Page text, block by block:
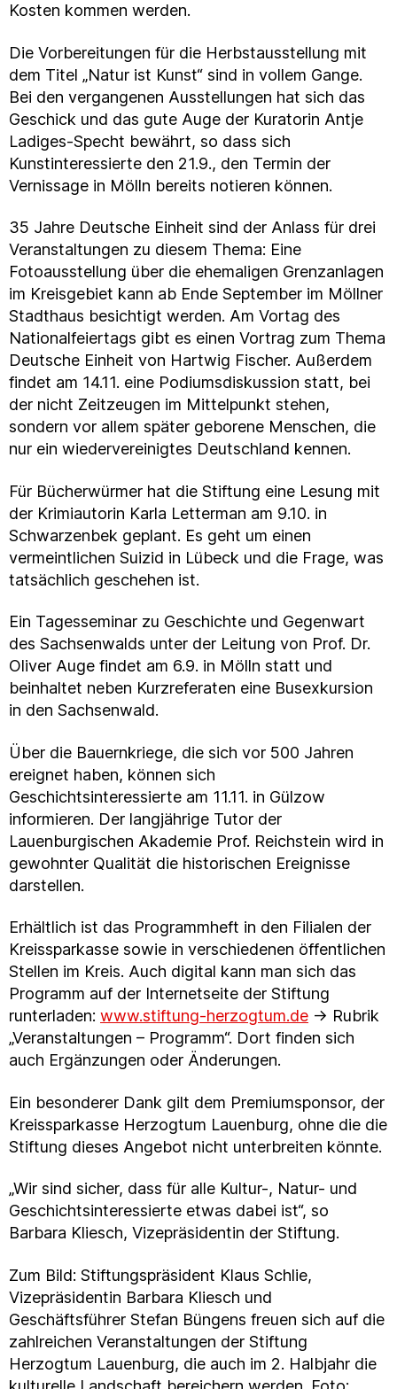
Kosten kommen werden.
Die Vorbereitungen für die Herbstausstellung mit
dem Titel „Natur ist Kunst“ sind in vollem Gange.
Bei den vergangenen Ausstellungen hat sich das
Geschick und das gute Auge der Kuratorin Antje
Ladiges-Specht bewährt, so dass sich
Kunstinteressierte den 21.9., den Termin der
Vernissage in Mölln bereits notieren können.
35 Jahre Deutsche Einheit sind der Anlass für drei
Veranstaltungen zu diesem Thema: Eine
Fotoausstellung über die ehemaligen Grenzanlagen
im Kreisgebiet kann ab Ende September im Möllner
Stadthaus besichtigt werden. Am Vortag des
Nationalfeiertags gibt es einen Vortrag zum Thema
Deutsche Einheit von Hartwig Fischer. Außerdem
findet am 14.11. eine Podiumsdiskussion statt, bei
der nicht Zeitzeugen im Mittelpunkt stehen,
sondern vor allem später geborene Menschen, die
nur ein wiedervereinigtes Deutschland kennen.
Für Bücherwürmer hat die Stiftung eine Lesung mit
der Krimiautorin Karla Letterman am 9.10. in
Schwarzenbek geplant. Es geht um einen
vermeintlichen Suizid in Lübeck und die Frage, was
tatsächlich geschehen ist.
Ein Tagesseminar zu Geschichte und Gegenwart
des Sachsenwalds unter der Leitung von Prof. Dr.
Oliver Auge findet am 6.9. in Mölln statt und
beinhaltet neben Kurzreferaten eine Busexkursion
in den Sachsenwald.
Über die Bauernkriege, die sich vor 500 Jahren
ereignet haben, können sich
Geschichtsinteressierte am 11.11. in Gülzow
informieren. Der langjährige Tutor der
Lauenburgischen Akademie Prof. Reichstein wird in
gewohnter Qualität die historischen Ereignisse
darstellen.
Erhältlich ist das Programmheft in den Filialen der
Kreissparkasse sowie in verschiedenen öffentlichen
Stellen im Kreis. Auch digital kann man sich das
Programm auf der Internetseite der Stiftung
runterladen: www.stiftung-herzogtum.de → Rubrik
„Veranstaltungen – Programm“. Dort finden sich
auch Ergänzungen oder Änderungen.
Ein besonderer Dank gilt dem Premiumsponsor, der
Kreissparkasse Herzogtum Lauenburg, ohne die die
Stiftung dieses Angebot nicht unterbreiten könnte.
„Wir sind sicher, dass für alle Kultur-, Natur- und
Geschichtsinteressierte etwas dabei ist“, so
Barbara Kliesch, Vizepräsidentin der Stiftung.
Zum Bild: Stiftungspräsident Klaus Schlie,
Vizepräsidentin Barbara Kliesch und
Geschäftsführer Stefan Büngens freuen sich auf die
zahlreichen Veranstaltungen der Stiftung
Herzogtum Lauenburg, die auch im 2. Halbjahr die